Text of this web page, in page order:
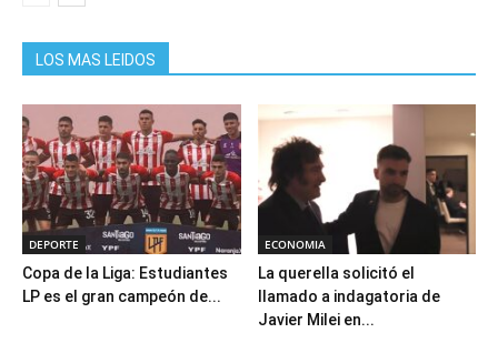
LOS MAS LEIDOS
DEPORTE
Copa de la Liga: Estudiantes
LP es el gran campeón de...
ECONOMIA
La querella solicitó el
llamado a indagatoria de
Javier Milei en...